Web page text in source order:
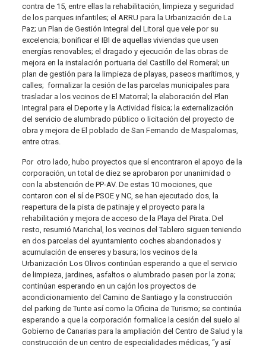
contra de 15, entre ellas la rehabilitación, limpieza y seguridad
de los parques infantiles; el ARRU para la Urbanización de La
Paz; un Plan de Gestión Integral del Litoral que vele por su
excelencia; bonificar el IBI de aquellas viviendas que usen
energías renovables; el dragado y ejecución de las obras de
mejora en la instalación portuaria del Castillo del Romeral; un
plan de gestión para la limpieza de playas, paseos marítimos, y
calles; formalizar la cesión de las parcelas municipales para
trasladar a los vecinos de El Matorral; la elaboración del Plan
Integral para el Deporte y la Actividad física; la externalización
del servicio de alumbrado público o licitación del proyecto de
obra y mejora de El poblado de San Fernando de Maspalomas,
entre otras.
Por otro lado, hubo proyectos que sí encontraron el apoyo de la
corporación, un total de diez se aprobaron por unanimidad o
con la abstención de PP-AV. De estas 10 mociones, que
contaron con el sí de PSOE y NC, se han ejecutado dos, la
reapertura de la pista de patinaje y el proyecto para la
rehabilitación y mejora de acceso de la Playa del Pirata. Del
resto, resumió Marichal, los vecinos del Tablero siguen teniendo
en dos parcelas del ayuntamiento coches abandonados y
acumulación de enseres y basura; los vecinos de la
Urbanización Los Olivos continúan esperando a que el servicio
de limpieza, jardines, asfaltos o alumbrado pasen por la zona;
continúan esperando en un cajón los proyectos de
acondicionamiento del Camino de Santiago y la construcción
del parking de Tunte así como la Oficina de Turismo; se continúa
esperando a que la corporación formalice la cesión del suelo al
Gobierno de Canarias para la ampliación del Centro de Salud y la
construcción de un centro de especialidades médicas, “y así